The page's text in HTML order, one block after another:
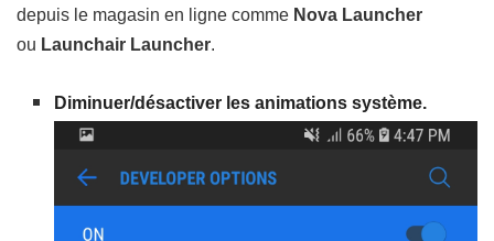
depuis le magasin en ligne comme Nova Launcher
ou Launchair Launcher.
Diminuer/désactiver les animations système.